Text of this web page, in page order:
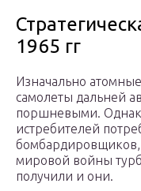
1965 гг
Изначально
самолеты дальней
поршневыми.
истребителей
бомбардировщиков,
мировой войны
получили и они.